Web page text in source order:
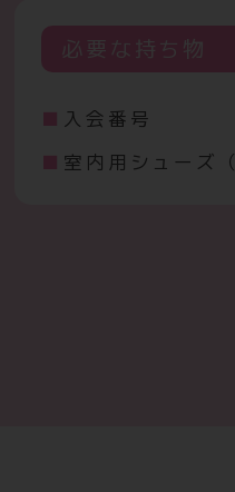
必要な持ち物
入会番号
室内用シューズ